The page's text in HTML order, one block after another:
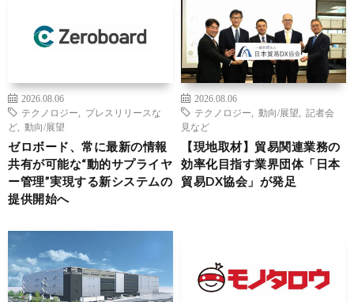
2026.08.06
テクノロジー
プレスリリースな
ど
動向/展望
ゼロボード、常に最新の情報
共有が可能な“動的サプライヤ
ー管理”実現する新システムの
提供開始へ
2026.08.06
テクノロジー
動向/展望
記者会
見など
【現地取材】貿易関連業務の
効率化目指す業界団体「日本
貿易DX協会」が発足